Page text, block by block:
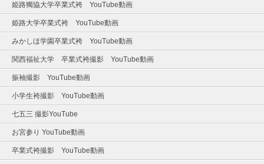
姫路獨協大学卒業式袴 YouTube動画
姫路大学卒業式袴 YouTube動画
みかしほ学園卒業式袴 YouTube動画
関西福祉大学 卒業式袴撮影 YouTube動画
振袖撮影 YouTube動画
小学生袴撮影 YouTube動画
七五三 撮影YouTube
お宮参り YouTube動画
卒業式袴撮影 YouTube動画